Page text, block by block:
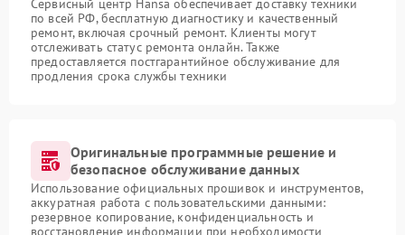
Сервисный центр Hansa обеспечивает доставку техники
по всей РФ, бесплатную диагностику и качественный
ремонт, включая срочный ремонт. Клиенты могут
отслеживать статус ремонта онлайн. Также
предоставляется постгарантийное обслуживание для
продления срока службы техники
Оригинальные программные решение и
безопасное обслуживание данных
Использование официальных прошивок и инструментов,
аккуратная работа с пользовательскими данными:
резервное копирование, конфиденциальность и
восстановление информации при необходимости